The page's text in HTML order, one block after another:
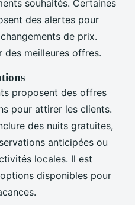
souhaités. Certaines
des alertes pour
de prix.
meilleures offres.
proposent des offres
pour attirer les clients.
des nuits gratuites,
anticipées ou
locales. Il est
disponibles pour